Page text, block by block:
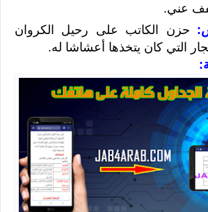
عني.
حزن الكاتب على رحيل الكروان
التي كان يتخذها أعشاشا له.